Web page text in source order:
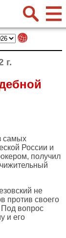
г.
самых
России и
получил
не
против своего
вопрос
и его